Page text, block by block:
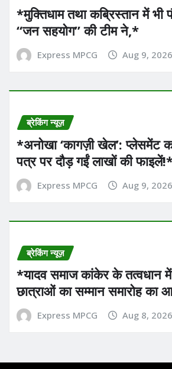
*मुक्तिधाम तथा कब्रिस्तान में भी
“जन सहयोग” की टीम ने,*
Express MPCG Aug 9, 2026
ब्रेकिंग न्यूज़
*अनोखा ‘कागज़ी खेल’: प्लेसमेंट
पत्र पर दौड़ गईं लाखों की
Express MPCG Aug 9, 2026
ब्रेकिंग न्यूज़
*यादव समाज कांकेर के तत्वधान में
छात्राओं का सम्मान समारोह का
Express MPCG Aug 8, 2026